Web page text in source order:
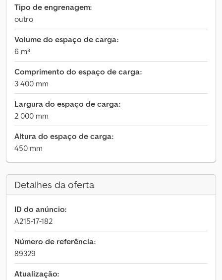
Tipo de engrenagem:
outro
Volume do espaço de carga:
6 m³
Comprimento do espaço de carga:
3 400 mm
Largura do espaço de carga:
2 000 mm
Altura do espaço de carga:
450 mm
Detalhes da oferta
ID do anúncio:
A215-17-182
Número de referência:
89329
Atualização: